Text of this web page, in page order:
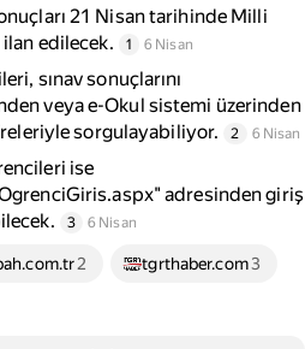
21 Nisan tarihinde Milli
ilan edilecek.
1 6 Nisan
sınav sonuçlarını
veya e-Okul sistemi üzerinden
sorgulayabiliyor.
2 6 Nisan
ise
adresinden giriş
3 6 Nisan
2 tgrthaber.com3